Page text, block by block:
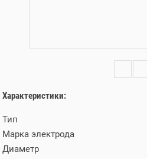
Характеристики:
Тип
Марка электрода
Диаметр